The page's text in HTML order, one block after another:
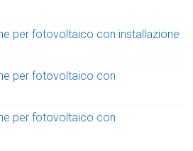
per fotovoltaico con installazione
per fotovoltaico con
per fotovoltaico con